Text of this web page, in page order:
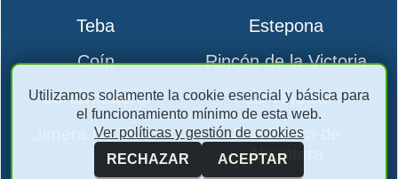
Teba
Estepona
Coín
Rincón de la Victoria
Benalmádena
La Viñuela
Jimera de Líbar
San Pedro de
Alcantara
Utilizamos solamente la cookie esencial y básica para
el funcionamiento mínimo de esta web.
Ver políticas y gestión de cookies
RECHAZAR
ACEPTAR